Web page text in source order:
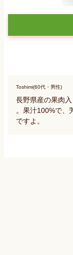
Toshimi(60代・男性)
長野県産の果肉
。果汁100%で、
ですよ。